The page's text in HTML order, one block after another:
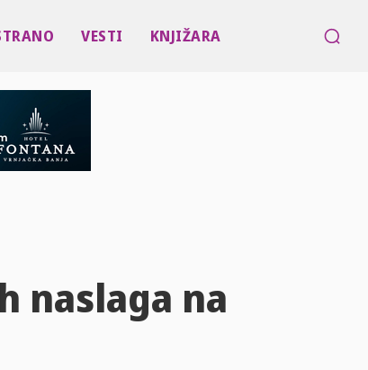
VESTI KNJIŽARA
naslaga na